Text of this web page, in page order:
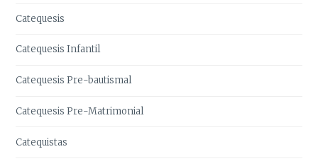
Catequesis
Catequesis Infantil
Catequesis Pre-bautismal
Catequesis Pre-Matrimonial
Catequistas